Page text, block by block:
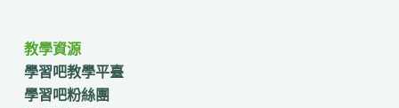
教學資源
學習吧教學平臺
學習吧粉絲團